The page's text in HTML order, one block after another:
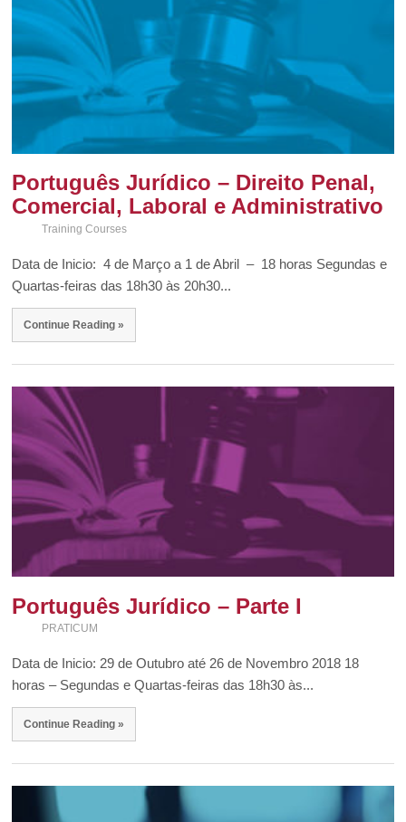
Português Jurídico – Direito Penal,
Comercial, Laboral e Administrativo
Training Courses
Data de Inicio: 4 de Março a 1 de Abril – 18 horas Segundas e
Quartas-feiras das 18h30 às 20h30...
Continue Reading »
Português Jurídico – Parte I
PRATICUM
Data de Inicio: 29 de Outubro até 26 de Novembro 2018 18
horas – Segundas e Quartas-feiras das 18h30 às...
Continue Reading »